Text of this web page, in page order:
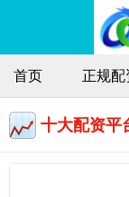
首页 正规
十大配资平